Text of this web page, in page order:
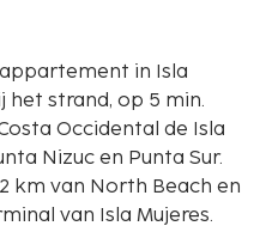
in Isla
het strand, op 5 min.
Occidental de Isla
Nizuc en Punta Sur.
km van North Beach en
van Isla Mujeres.